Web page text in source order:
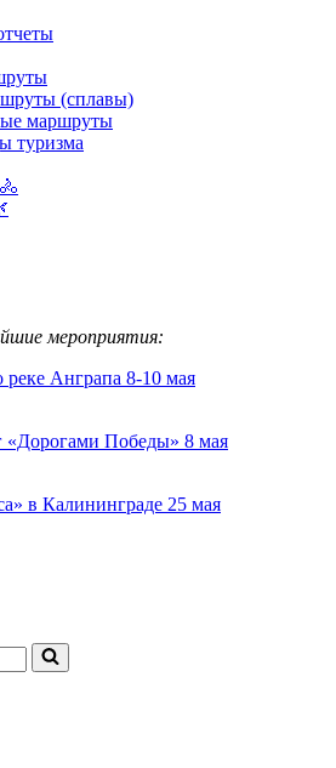
(сплавы)
маршруты
туризма
мероприятия:
реке Анграпа 8-10 мая
«Дорогами Победы» 8 мая
в Калининграде 25 мая